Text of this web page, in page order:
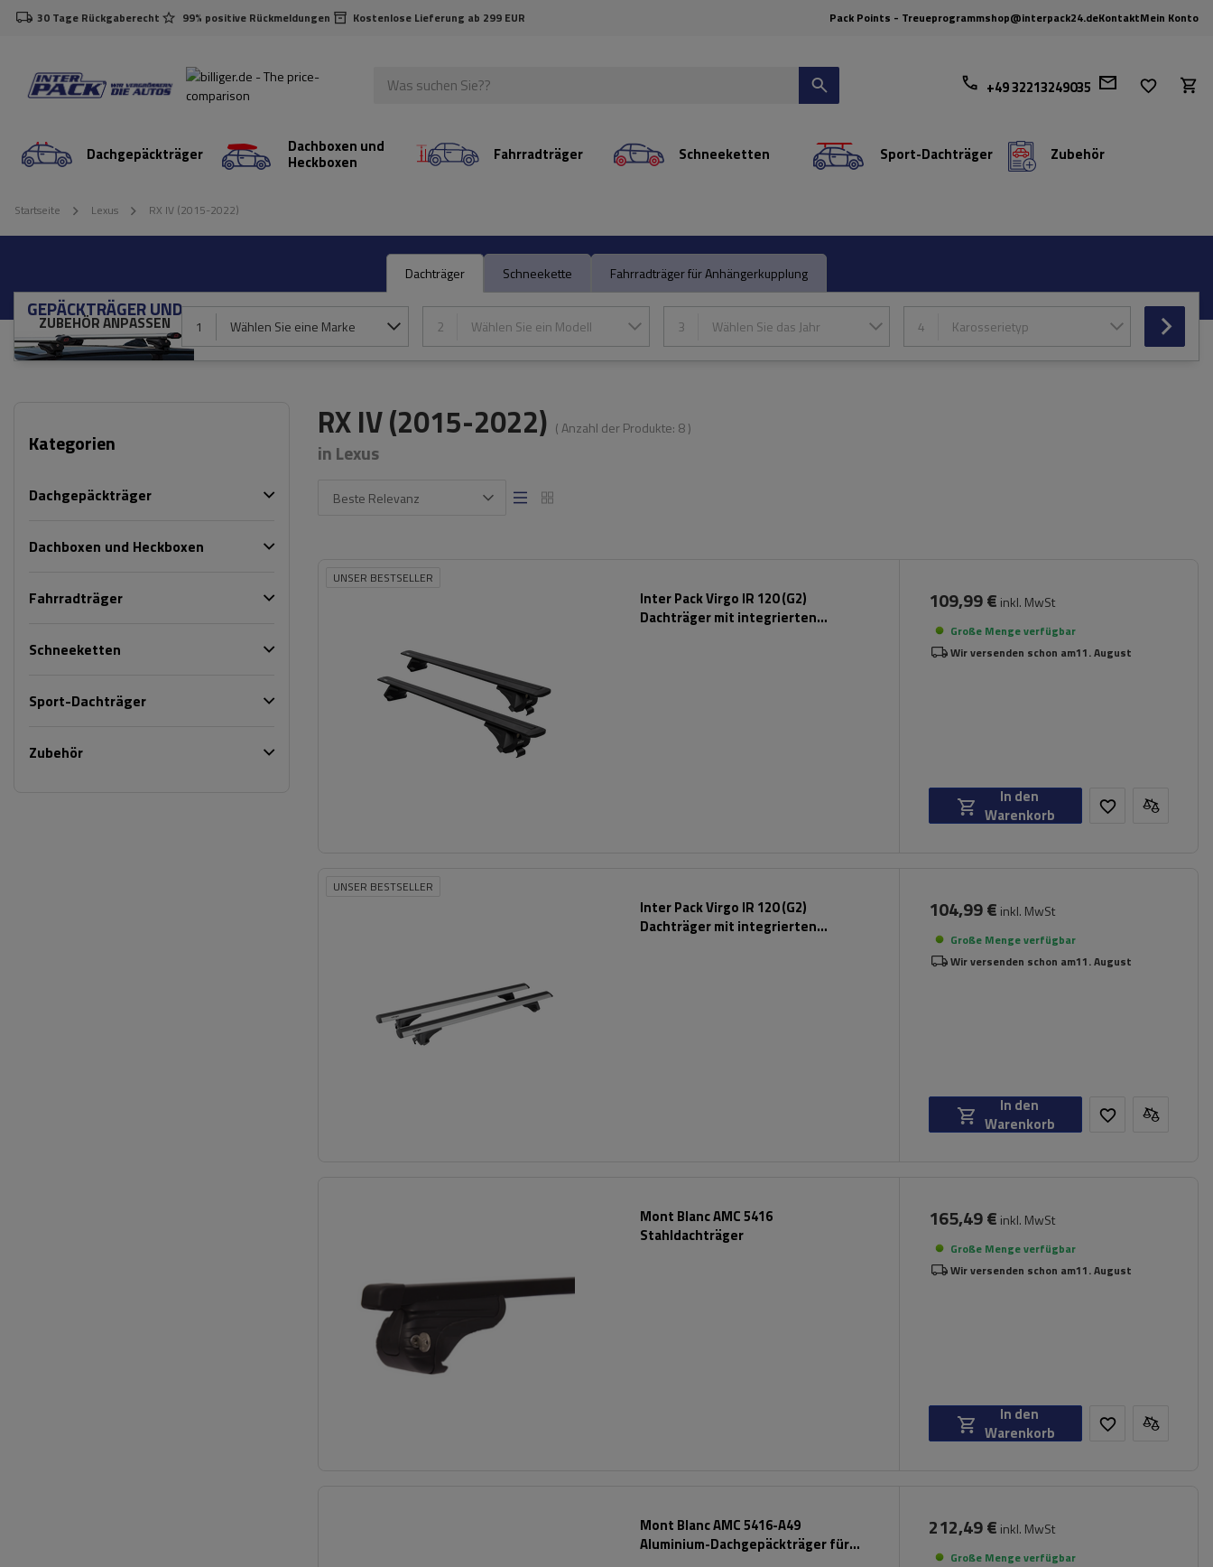
30 Tage Rückgaberecht 99% positive Rückmeldungen Kostenlose Lieferung ab 299 EUR Pack Points - Treueprogrammshop@interpack24.deKontaktMein Konto
+49 32213249035
Dachgepäckträger Dachboxen und
Heckboxen Fahrradträger Schneeketten Sport-Dachträger Zubehör
Startseite Lexus RX IV (2015-2022)
Dachträger Schneekette Fahrradträger für Anhängerkupplung
GEPÄCKTRÄGER UND
ZUBEHÖR ANPASSEN 1 Wählen Sie eine Marke 2 Wählen Sie ein Modell 3 Wählen Sie das Jahr 4 Karosserietyp
Kategorien
Dachgepäckträger
Dachboxen und Heckboxen
Fahrradträger
Schneeketten
Sport-Dachträger
Zubehör
RX IV (2015-2022) ( Anzahl der Produkte: 8)
in Lexus
Beste Relevanz
UNSER BESTSELLER
Inter Pack Virgo IR 120 (G2)
Dachträger mit integrierten
109,99 € inkl. MwSt
Große Menge verfügbar
Wir versenden schon am11. August
In den
Warenkorb
UNSER BESTSELLER
Inter Pack Virgo IR 120 (G2)
Dachträger mit integrierten
104,99 € inkl. MwSt
Große Menge verfügbar
Wir versenden schon am11. August
In den
Warenkorb
Mont Blanc AMC 5416
Stahldachträger
165,49 € inkl. MwSt
Große Menge verfügbar
Wir versenden schon am11. August
In den
Warenkorb
Mont Blanc AMC 5416-A49
Aluminium-Dachgepäckträger für
212,49 € inkl. MwSt
Große Menge verfügbar